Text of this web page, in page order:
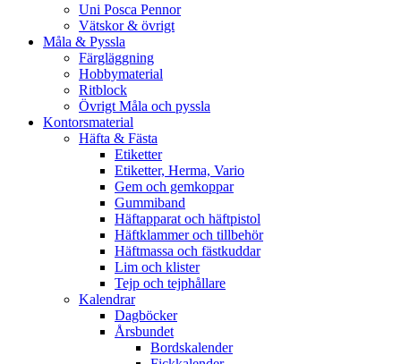
Uni Posca Pennor
Vätskor & övrigt
Måla & Pyssla
Färgläggning
Hobbymaterial
Ritblock
Övrigt Måla och pyssla
Kontorsmaterial
Häfta & Fästa
Etiketter
Etiketter, Herma, Vario
Gem och gemkoppar
Gummiband
Häftapparat och häftpistol
Häftklammer och tillbehör
Häftmassa och fästkuddar
Lim och klister
Tejp och tejphållare
Kalendrar
Dagböcker
Årsbundet
Bordskalender